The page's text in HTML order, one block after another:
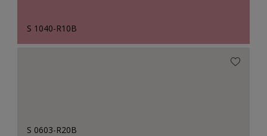
S 1040-R10B
S 0603-R20B